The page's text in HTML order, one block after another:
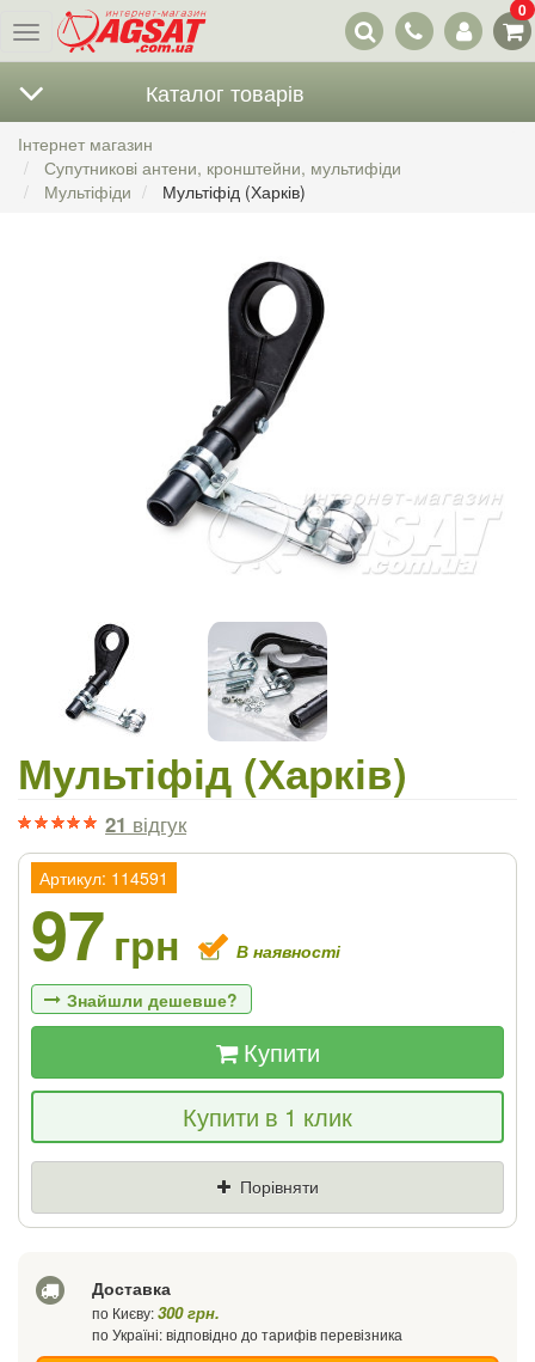
Меню
Наші
контакти
0
Каталог товарів
Інтернет магазин
Супутникові антени, кронштейни, мультифіди
Мультіфіди
Мультіфід (Харків)
Мультіфід (Харків)
21 відгук
Артикул: 114591
97 грн В наявності
Знайшли дешевше?
Якщо Ви знайдете товар дешевше - ми
знизимо ціну і подаруємо % від різниці
Купити
Купити в 1 клик
Порівняти
Доставка
по Києву:300 грн.
по Україні: відповідно до тарифів перевізника